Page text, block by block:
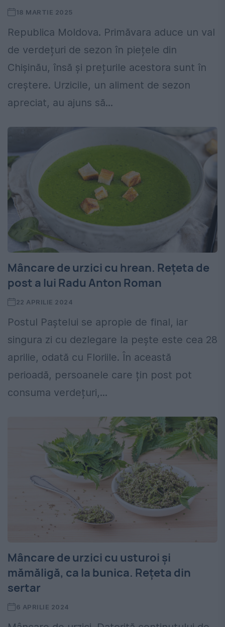
18 MARTIE 2025
Republica Moldova. Primăvara aduce un val
de verdețuri de sezon în piețele din
Chișinău, însă și prețurile acestora sunt în
creștere. Urzicile, un aliment de sezon
apreciat, au ajuns să...
Mâncare de urzici cu hrean. Rețeta de
post a lui Radu Anton Roman
22 APRILIE 2024
Postul Paștelui se apropie de final, iar
singura zi cu dezlegare la pește este cea 28
aprilie, odată cu Floriile. În această
perioadă, persoanele care țin post pot
consuma verdețuri,...
Mâncare de urzici cu usturoi și
mămăligă, ca la bunica. Rețeta din
sertar
6 APRILIE 2024